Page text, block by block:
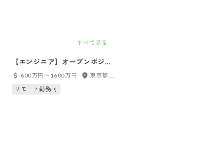
すべて見る
【エンジニア】オープンポジシ
ョン_（東京・大阪・京都・名古
600万円〜1600万円
東京都, 愛知県, 大阪府, 京都府, 福岡県
リモート勤務可